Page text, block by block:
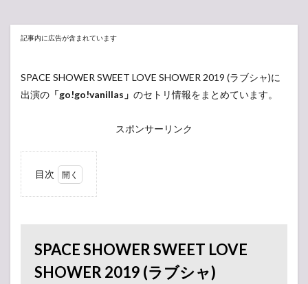
記事内に広告が含まれています
SPACE SHOWER SWEET LOVE SHOWER 2019 (ラブシャ)に
出演の 「go!go!vanillas」 のセトリ情報をまとめています。
スポンサーリンク
目次
「go!go!vanillas」
セットリスト
1.1
SPACE SHOWER SWEET LOVE
SHOWER 2019 (ラブシャ)